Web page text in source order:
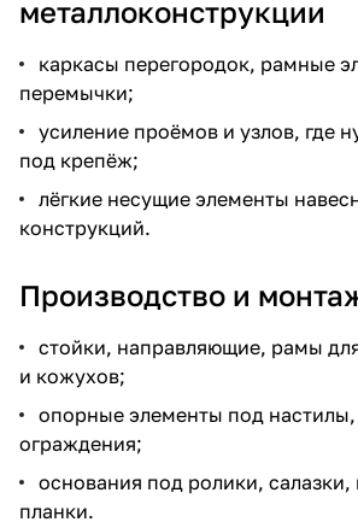
металлоконструкции
каркасы перегородок, рамные
перемычки;
усиление проёмов и узлов, где
под крепёж;
лёгкие несущие элементы
конструкций.
Производство и
стойки, направляющие, рамы
и кожухов;
опорные элементы под
ограждения;
основания под ролики,
планки.